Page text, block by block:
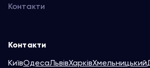
Контакти
Контакти
КиївОдесаЛьвівХарківХмельницький